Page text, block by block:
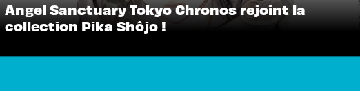
Angel Sanctuary Tokyo Chronos rejoint la
collection Pika Shôjo !